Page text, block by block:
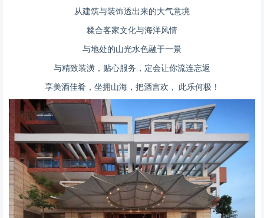
从建筑与装饰透出来的大气意境
糅合客家文化与海洋风情
与地处的山光水色融于一景
与精致装潢，贴心服务，定会让你流连忘返
享美酒佳肴，坐拥山海，把酒言欢， 此乐何极！